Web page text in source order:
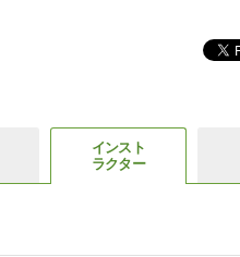
インスト
ラクター